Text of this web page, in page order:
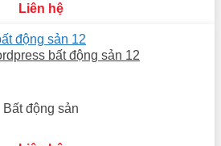
Liên hệ
Bất động sản
bất động sản 12